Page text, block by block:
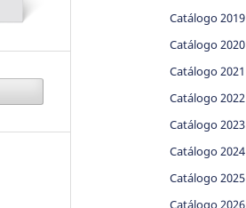
Catálogo 2019
Catálogo 2020
Catálogo 2021
Catálogo 2022
Catálogo 2023
Catálogo 2024
Catálogo 2025
Catálogo 2026